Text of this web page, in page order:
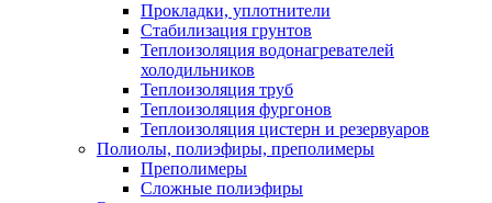
Прокладки, уплотнители
Стабилизация грунтов
Теплоизоляция водонагревателей
холодильников
Теплоизоляция труб
Теплоизоляция фургонов
Теплоизоляция цистерн и резервуаров
Полиолы, полиэфиры, преполимеры
Преполимеры
Сложные полиэфиры